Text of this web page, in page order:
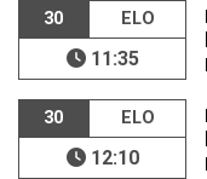
30 ELO
11:35
30 ELO
12:10